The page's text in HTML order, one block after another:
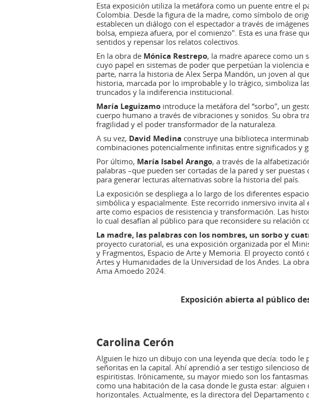
Esta exposición utiliza la metáfora como un puente entre el
Colombia. Desde la figura de la madre, como símbolo de
establecen un diálogo con el espectador a través de
bolsa, empieza afuera, por el comienzo". Esta es una frase
sentidos y repensar los relatos colectivos.
En la obra de Mónica Restrepo, la madre aparece como un
cuyo papel en sistemas de poder que perpetúan la violencia
parte, narra la historia de Alex Serpa Mandón, un joven al
historia, marcada por lo improbable y lo trágico, simboliza
truncados y la indiferencia institucional.
María Leguizamo introduce la metáfora del “sorbo", un
cuerpo humano a través de vibraciones y sonidos. Su obra
fragilidad y el poder transformador de la naturaleza.
A su vez, David Medina construye una biblioteca
combinaciones potencialmente infinitas entre significados y
Por último, María Isabel Arango, a través de la
palabras –que pueden ser cortadas de la pared y ser
para generar lecturas alternativas sobre la historia del país.​
La exposición se despliega a lo largo de los diferentes
simbólica y espacialmente. Este recorrido inmersivo invita
arte como espacios de resistencia y transformación. Las
lo cual desafían al público para que reconsidere su relación
La madre, las palabras con los nombres, un sorbo y
proyecto curatorial, es una exposición organizada por el
y Fragmentos, Espacio de Arte y Memoria. El proyecto contó
Artes y Humanidades de la Universidad de los Andes. La
Ama Amoedo 2024.
Exposición abierta al público
Carolina Cerón
Alguien le hizo un dibujo con una leyenda que decía: todo le
señoritas en la capital. Ahí aprendió a ser testigo silencioso
espiritistas. Irónicamente, su mayor miedo son los
como una habitación de la casa donde le gusta estar:
horizontales. Actualmente, es la directora del Departamento